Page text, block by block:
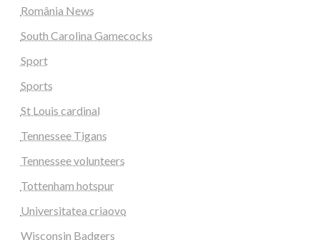
România News
South Carolina Gamecocks
Sport
Sports
St Louis cardinal
Tennessee Tigans
Tennessee volunteers
Tottenham hotspur
Universitatea criaovo
Wisconsin Badgers